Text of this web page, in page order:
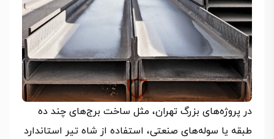
در پروژه‌های بزرگ تهران، مثل ساخت برج‌های چند ده
طبقه یا سوله‌های صنعتی، استفاده از شاه تیر استاندارد